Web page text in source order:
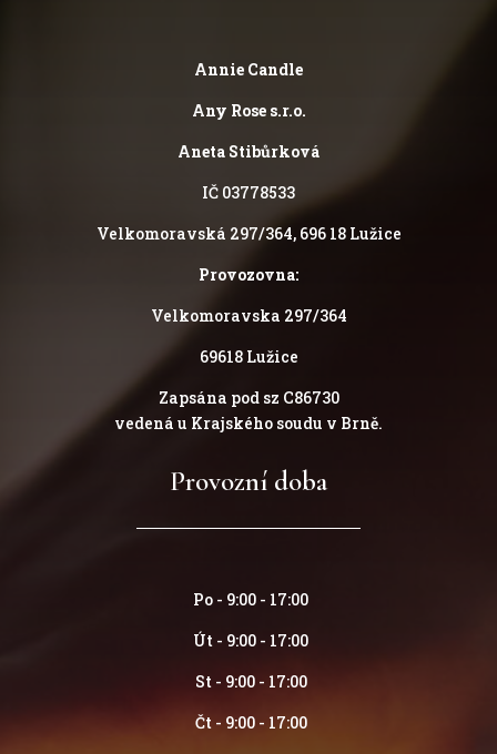
Annie Candle
Any Rose s.r.o.
Aneta Stibůrková
IČ 03778533
Velkomoravská 297/364, 696 18 Lužice
Provozovna:
Velkomoravska 297/364
69618 Lužice
Zapsána pod sz C86730
vedená u Krajského soudu v Brně.
Provozní doba
Po - 9:00 - 17:00
Út - 9:00 - 17:00
St - 9:00 - 17:00
Čt - 9:00 - 17:00